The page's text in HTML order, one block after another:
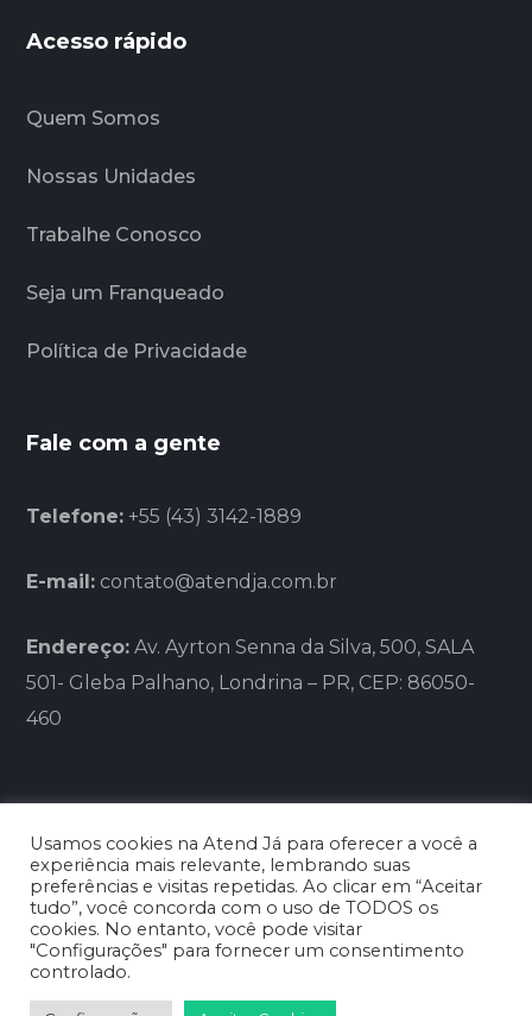
Acesso rápido
Quem Somos
Nossas Unidades
Trabalhe Conosco
Seja um Franqueado
Política de Privacidade
Fale com a gente
Telefone: +55 (43) 3142-1889
E-mail: contato@atendja.com.br
Endereço: Av. Ayrton Senna da Silva, 500, SALA
501- Gleba Palhano, Londrina – PR, CEP: 86050-
460
BLG FRANCHISING LTDA - CNPJ:
26.059.706/0001-12
Copyright © 2026 - Clínica Médica Atend Já -
Usamos cookies na Atend Já para oferecer a você a
experiência mais relevante, lembrando suas
preferências e visitas repetidas. Ao clicar em “Aceitar
tudo”, você concorda com o uso de TODOS os
cookies. No entanto, você pode visitar
"Configurações" para fornecer um consentimento
controlado.